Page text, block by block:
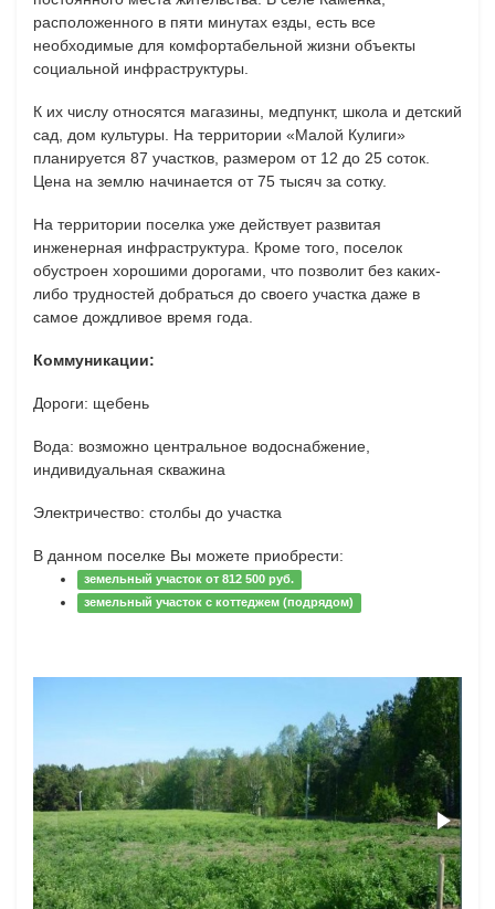
расположенного в пяти минутах езды, есть все
необходимые для комфортабельной жизни объекты
социальной инфраструктуры.
К их числу относятся магазины, медпункт, школа и детский
сад, дом культуры. На территории «Малой Кулиги»
планируется 87 участков, размером от 12 до 25 соток.
Цена на землю начинается от 75 тысяч за сотку.
На территории поселка уже действует развитая
инженерная инфраструктура. Кроме того, поселок
обустроен хорошими дорогами, что позволит без каких-
либо трудностей добраться до своего участка даже в
самое дождливое время года.
Коммуникации:
Дороги: щебень
Вода: возможно центральное водоснабжение,
индивидуальная скважина
Электричество: столбы до участка
В данном поселке Вы можете приобрести:
земельный участок от 812 500 руб.
земельный участок с коттеджем (подрядом)